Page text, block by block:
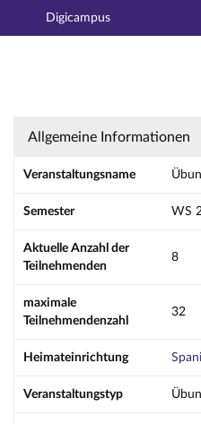
Digicampus
Übung: Español 2 /
Allgemeine Informationen
Veranstaltungsname
Semester WS
Aktuelle Anzahl der
Teilnehmenden
8
maximale
Teilnehmendenzahl
32
Heimateinrichtung
Veranstaltungstyp